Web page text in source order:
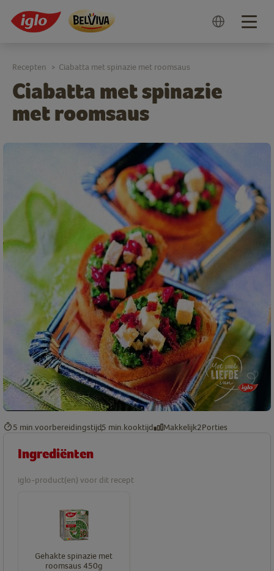
Ciabatta met spinazie
met roomsaus
Recepten > Ciabatta met spinazie met roomsaus
5 min. voorbereidingstijd5 min. kooktijd Makkelijk2Porties
Ingrediënten
iglo-product(en) voor dit recept
Gehakte spinazie met
roomsaus 450g